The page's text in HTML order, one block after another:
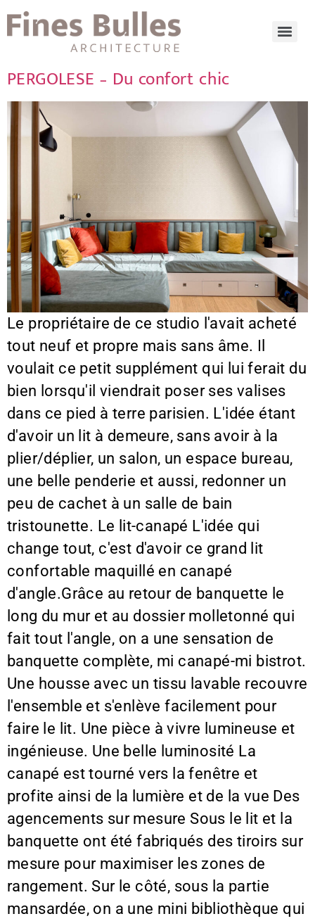
PERGOLESE – Du confort chic
Le propriétaire de ce studio l'avait acheté
tout neuf et propre mais sans âme. Il
voulait ce petit supplément qui lui ferait du
bien lorsqu'il viendrait poser ses valises
dans ce pied à terre parisien. L'idée étant
d'avoir un lit à demeure, sans avoir à la
plier/déplier, un salon, un espace bureau,
une belle penderie et aussi, redonner un
peu de cachet à un salle de bain
tristounette. Le lit-canapé L'idée qui
change tout, c'est d'avoir ce grand lit
confortable maquillé en canapé
d'angle.Grâce au retour de banquette le
long du mur et au dossier molletonné qui
fait tout l'angle, on a une sensation de
banquette complète, mi canapé-mi bistrot.
Une housse avec un tissu lavable recouvre
l'ensemble et s'enlève facilement pour
faire le lit. Une pièce à vivre lumineuse et
ingénieuse. Une belle luminosité La
canapé est tourné vers la fenêtre et
profite ainsi de la lumière et de la vue Des
agencements sur mesure Sous le lit et la
banquette ont été fabriqués des tiroirs sur
mesure pour maximiser les zones de
rangement. Sur le côté, sous la partie
mansardée, on a une mini bibliothèque qui